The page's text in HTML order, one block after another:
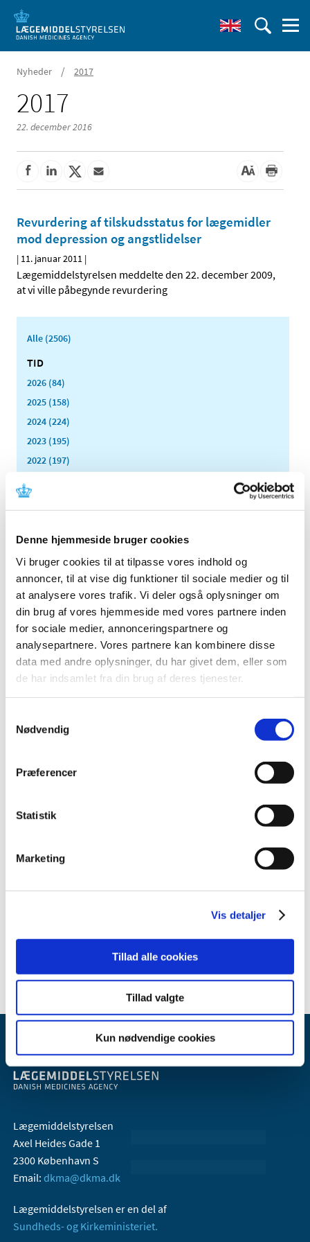
Denne hjemmeside bruger cookies
Vi bruger cookies til at tilpasse vores indhold og
annoncer, til at vise dig funktioner til sociale medier og til
at analysere vores trafik. Vi deler også oplysninger om
din brug af vores hjemmeside med vores partnere inden
for sociale medier, annonceringspartnere og
analysepartnere. Vores partnere kan kombinere disse
data med andre oplysninger, du har givet dem, eller som
de har indsamlet fra din brug af deres tjenester.
Nødvendig
Præferencer
Statistik
Marketing
Vis detaljer
Tillad alle cookies
Tillad valgte
Kun nødvendige cookies
Nyheder / 2017
2017
22. december 2016
Revurdering af tilskudsstatus for lægemidler
mod depression og angstlidelser
| 11. januar 2011 |
Lægemiddelstyrelsen meddelte den 22. december 2009,
at vi ville påbegynde revurdering
Alle (2506)
TID
2026 (84)
2025 (158)
2024 (224)
2023 (195)
2022 (197)
2020 (263)
2018 (150)
2017 (167)
2016 (167)
2015 (33)
2014 (44)
2013 (49)
2012 (44)
2011 (13)
september (2)
marts (1)
2010 (7)
2008 (8)
Lægemiddelstyrelsen
Axel Heides Gade 1
2300 København S
Email: dkma@dkma.dk
Lægemiddelstyrelsen er en del af
Sundheds- og Kirkeministeriet.